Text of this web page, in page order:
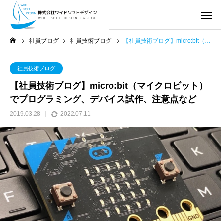
社員ブログ 社員技術ブログ 【社員技術ブログ】micro:bit（マイクロビット）でプログラミング、デバイス試作、注意点など
社員技術ブログ
【社員技術ブログ】micro:bit（マイクロビット）
でプログラミング、デバイス試作、注意点など
2019.03.28 2022.07.11